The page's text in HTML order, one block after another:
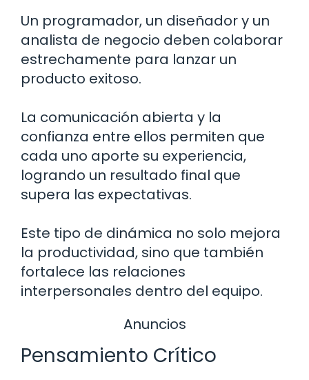
Un programador, un diseñador y un
analista de negocio deben colaborar
estrechamente para lanzar un
producto exitoso.
La comunicación abierta y la
confianza entre ellos permiten que
cada uno aporte su experiencia,
logrando un resultado final que
supera las expectativas.
Este tipo de dinámica no solo mejora
la productividad, sino que también
fortalece las relaciones
interpersonales dentro del equipo.
Anuncios
Pensamiento Crítico